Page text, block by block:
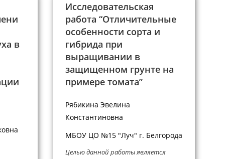
в
Исследовательская
работа “Отличительные
особенности сорта и
гибрида при
выращивании в
защищенном грунте на
примере томата”
Рябикина Эвелина
Константиновна
МБОУ ЦО №15 "Луч" г. Белгорода
Целью данной работы является